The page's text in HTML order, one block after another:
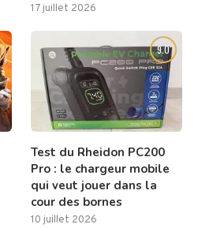
17 juillet 2026
9.0
Test du Rheidon PC200
Pro : le chargeur mobile
qui veut jouer dans la
cour des bornes
10 juillet 2026